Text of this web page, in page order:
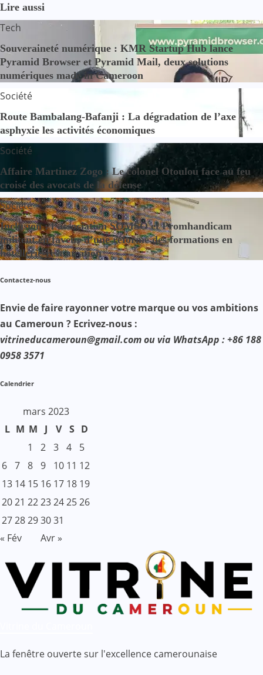
Lire aussi
Tech
Souveraineté numérique : KMR Startup Hub lance
Pyramid Browser et Pyramid Mail, deux solutions
numériques made in Cameroon
Société
Route Bambalang-Bafanji : La dégradation de l’axe
asphyxie les activités économiques
Société
Affaire Martinez Zogo : Le colonel Otoulou face au feu
croisé des avocats de la défense
Société
Inclusion : l’association SOMSO et Promhandicam
militent en faveur d’une réforme des formations en
hôtellerie-restauration
Contactez-nous
Envie de faire rayonner votre marque ou vos ambitions
au Cameroun ? Ecrivez-nous :
vitrineducameroun@gmail.com ou via WhatsApp : +86 188
0958 3571
Calendrier
mars 2023
L M M J V S D
1
2 3 4
5
6 7 8 9 10 11 12
13 14 15 16 17 18 19
2021 2223242526
2728293031
« Fév
Avr »
La fenêtre ouverte sur l'excellence camerounaise